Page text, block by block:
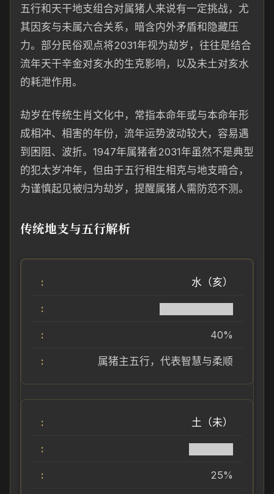
五行和天干地支组合对属猪人来说有一定挑战，尤
其因亥与未属六合关系，暗含内外矛盾和隐藏压
力。部分民俗观点将2031年视为劫岁，往往是结合
流年天干辛金对亥水的生克影响，以及未土对亥水
的耗泄作用。
劫岁在传统生肖文化中，常指本命年或与本命年形
成相冲、相害的年份，流年运势波动较大，容易遇
到困阻、波折。1947年属猪者2031年虽然不是典型
的犯太岁冲年，但由于五行相生相克与地支暗合，
为谨慎起见被归为劫岁，提醒属猪人需防范不测。
传统地支与五行解析
水（亥）
40%
属猪主五行，代表智慧与柔顺
土（未）
25%